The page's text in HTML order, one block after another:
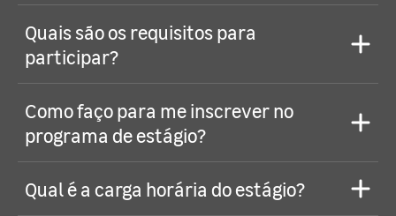
Quais são os requisitos para
participar?
Como faço para me inscrever no
programa de estágio?
Qual é a carga horária do estágio?